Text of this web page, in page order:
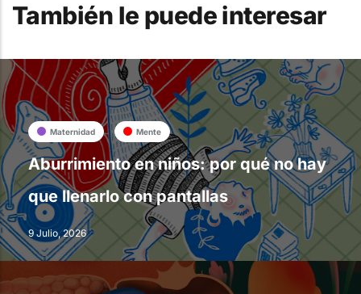
También le puede interesar
Maternidad Mente
Aburrimiento en niños: por qué no hay
que llenarlo con pantallas
9 Julio, 2026